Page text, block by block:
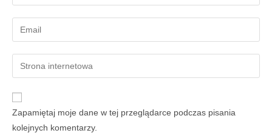
Zapamiętaj moje dane w tej przeglądarce podczas pisania
kolejnych komentarzy.